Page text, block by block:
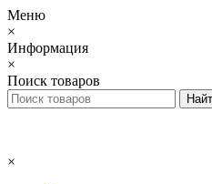
Меню
×
Информация
×
Поиск товаров
×